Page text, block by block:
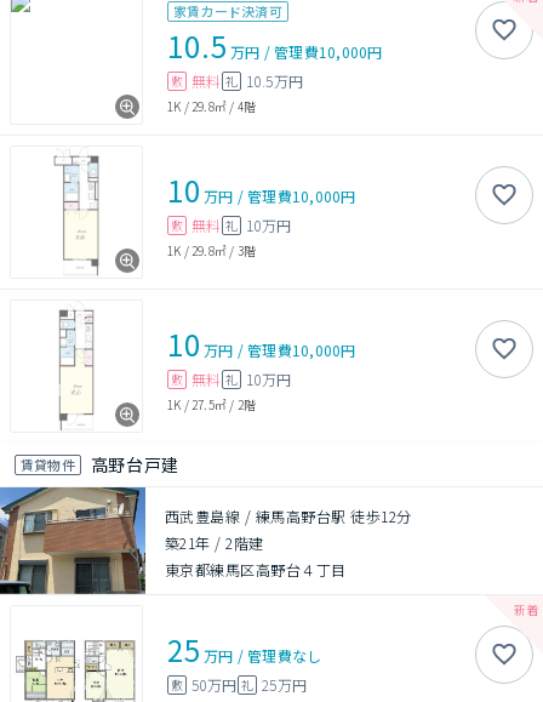
家賃カード決済可
10.5 万円 /管理費10,000円
敷 無料 礼 10.5万円
1K /29.8㎡ / 4階
10 万円 /管理費10,000円
敷 無料 礼 10万円
1K / 29.8㎡ / 3階
10 万円 /管理費10,000円
敷 無料 礼 10万円
1K / 27.5㎡ / 2階
賃貸物件 高野台戸建
西武豊島線 / 練馬高野台駅 徒歩12分
築21年 /2階建
東京都練馬区高野台４丁目
25 万円 /管理費なし
敷 50万円 礼 25万円